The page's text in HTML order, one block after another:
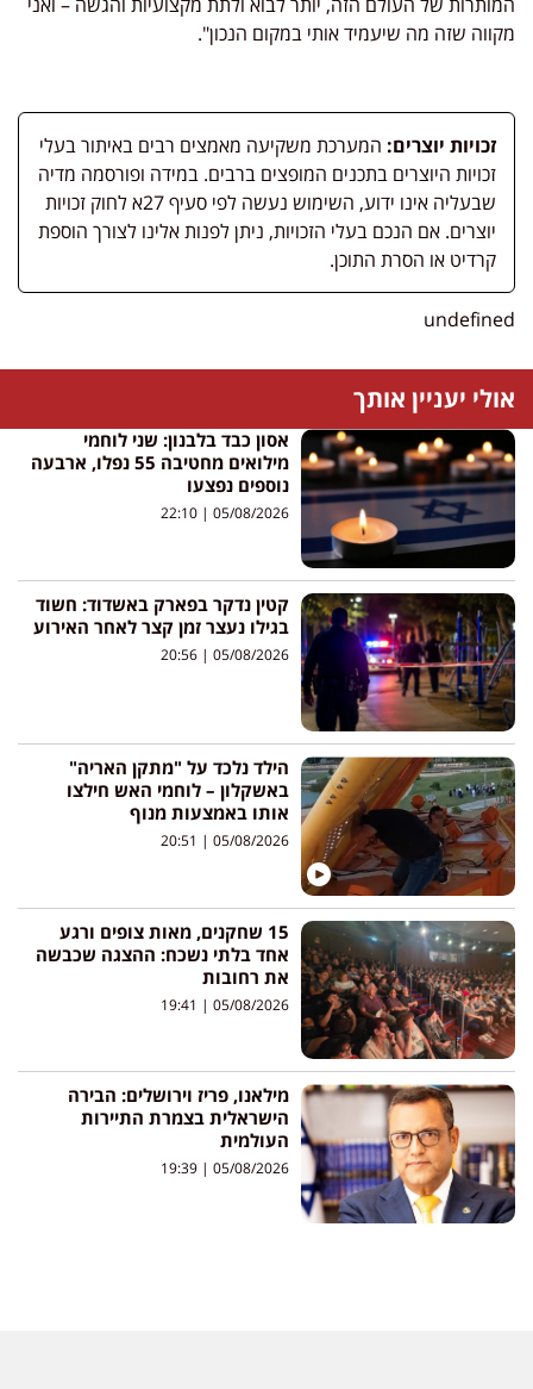
מקווה שזה מה שיעמיד אותי במקום הנכון".
זכויות יוצרים: המערכת משקיעה מאמצים רבים באיתור בעלי
זכויות היוצרים בתכנים המופצים ברבים. במידה ופורסמה מדיה
שבעליה אינו ידוע, השימוש נעשה לפי סעיף 27א לחוק זכויות
יוצרים. אם הנכם בעלי הזכויות, ניתן לפנות אלינו לצורך הוספת
קרדיט או הסרת התוכן.
undefined
אולי יעניין אותך
אסון כבד בלבנון: שני לוחמי
מילואים מחטיבה 55 נפלו, ארבעה
נוספים נפצעו
05/08/2026
קטין נדקר בפארק באשדוד: חשוד
בגילו נעצר זמן קצר לאחר האירוע
05/08/2026
הילד נלכד על "מתקן האריה"
באשקלון – לוחמי האש חילצו
אותו באמצעות מנוף
05/08/2026
15 שחקנים, מאות צופים ורגע
אחד בלתי נשכח: ההצגה שכבשה
את רחובות
05/08/2026
מילאנו, פריז וירושלים: הבירה
הישראלית בצמרת התיירות
העולמית
05/08/2026